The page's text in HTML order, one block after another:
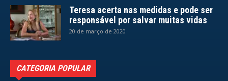
Teresa acerta nas medidas e pode ser
responsável por salvar muitas vidas
20 de março de 2020
CATEGORIA POPULAR